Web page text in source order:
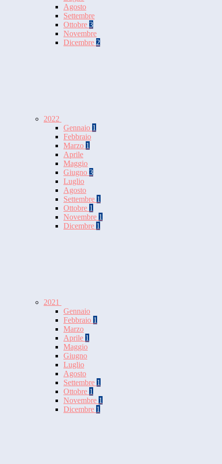
Agosto
Settembre
Ottobre 3
Novembre
Dicembre 2
2022
Gennaio 1
Febbraio
Marzo 1
Aprile
Maggio
Giugno 3
Luglio
Agosto
Settembre 1
Ottobre 1
Novembre 1
Dicembre 1
2021
Gennaio
Febbraio 1
Marzo
Aprile 1
Maggio
Giugno
Luglio
Agosto
Settembre 1
Ottobre 1
Novembre 1
Dicembre 1